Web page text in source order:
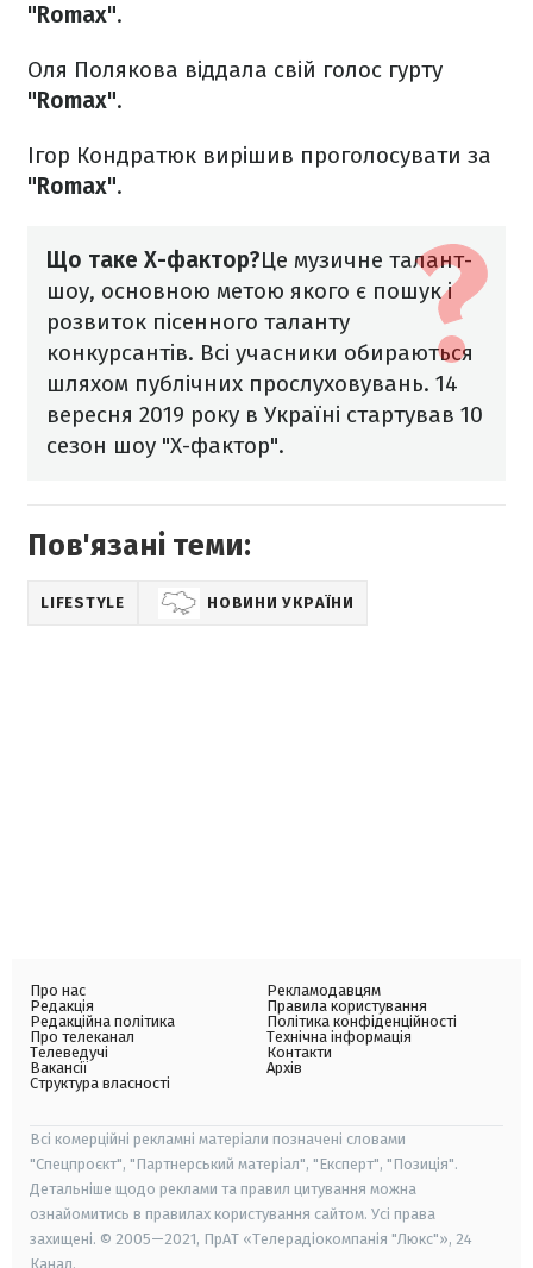
"Romax".
Оля Полякова віддала свій голос гурту
"Romax".
Ігор Кондратюк вирішив проголосувати за
"Romax".
Що таке Х-фактор?Це музичне талант-
шоу, основною метою якого є пошук і
розвиток пісенного таланту
конкурсантів. Всі учасники обираються
шляхом публічних прослуховувань. 14
вересня 2019 року в Україні стартував 10
сезон шоу "Х-фактор".
Пов'язані теми:
LIFESTYLE НОВИНИ УКРАЇНИ
Про нас
Редакція
Редакційна політика
Про телеканал
Телеведучі
Вакансії
Структура власності
Рекламодавцям
Правила користування
Політика конфіденційності
Технічна інформація
Контакти
Архів
Всі комерційні рекламні матеріали позначені словами
"Спецпроєкт", "Партнерський матеріал", "Експерт", "Позиція".
Детальніше щодо реклами та правил цитування можна
ознайомитись в правилах користування сайтом. Усі права
захищені. © 2005—2021, ПрАТ «Телерадіокомпанія "Люкс"», 24
Канал.